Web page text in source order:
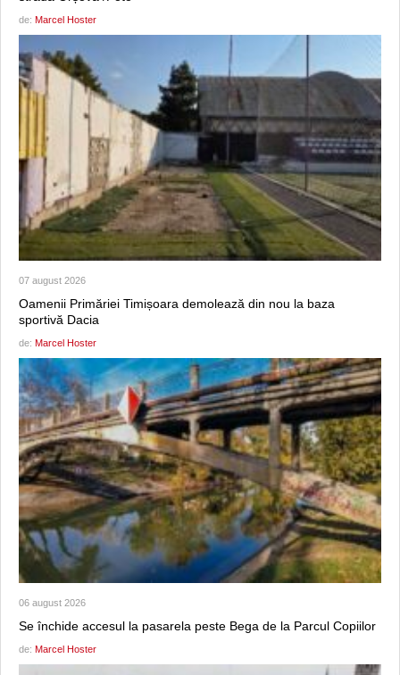
de: Marcel Hoster
07 august 2026
Oamenii Primăriei Timișoara demolează din nou la baza
sportivă Dacia
de: Marcel Hoster
06 august 2026
Se închide accesul la pasarela peste Bega de la Parcul Copiilor
de: Marcel Hoster